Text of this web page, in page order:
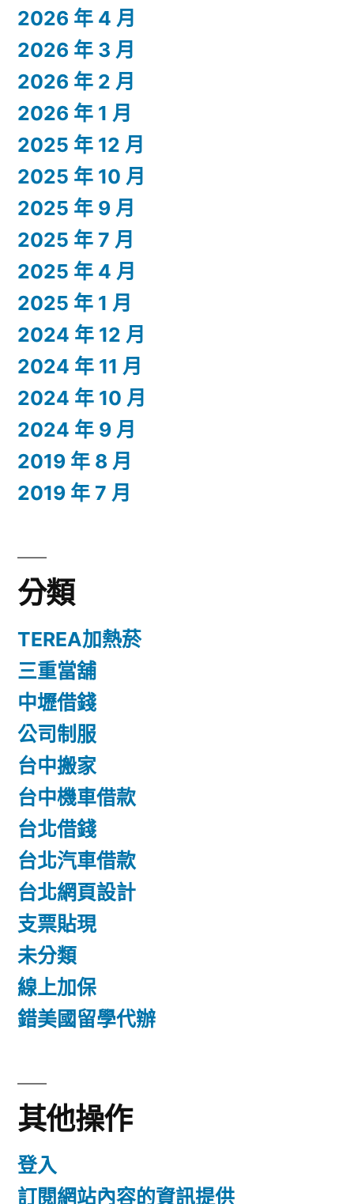
2026 年 4 月
2026 年 3 月
2026 年 2 月
2026 年 1 月
2025 年 12 月
2025 年 10 月
2025 年 9 月
2025 年 7 月
2025 年 4 月
2025 年 1 月
2024 年 12 月
2024 年 11 月
2024 年 10 月
2024 年 9 月
2019 年 8 月
2019 年 7 月
分類
TEREA加熱菸
三重當舖
中壢借錢
公司制服
台中搬家
台中機車借款
台北借錢
台北汽車借款
台北網頁設計
支票貼現
未分類
線上加保
錯美國留學代辦
其他操作
登入
訂閱網站內容的資訊提供